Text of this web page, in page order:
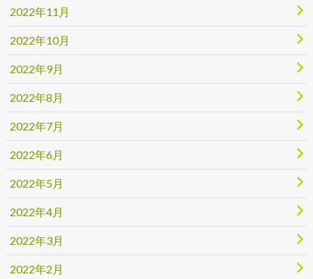
2022年11月
2022年10月
2022年9月
2022年8月
2022年7月
2022年6月
2022年5月
2022年4月
2022年3月
2022年2月